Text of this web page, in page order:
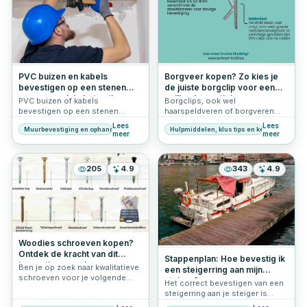
beginnende klusser.
stap voor stap een nette,
haakse en duurzame verbinding
PVC buizen en kabels
bevestigen op een stenen
muur: zo pak je het netjes en
stevig aan
PVC buizen of kabels
bevestigen op een stenen
muur? Lees hoe je leidingen
netjes en stevig monteert met
de juiste bevestigingsoplossing
voor beton en steen.
Muurbevestiging en ophangen
Lees
meer
Borgveer kopen? Zo kies je
de juiste borgclip voor een
veilige bevestiging
Borgclips, ook wel
haarspeldveren of borgveren
genoemd, zijn kleine maar
essentiële
bevestigingsmiddelen die
ervoor zorgen dat
pen/gatverbindingen stevig op
hun plek blijven. Ze worden veel
gebruikt in de bouw, transport,
industrie én door handige doe-
het-zelvers. Een borgclip
voorkomt dat onderdelen
losraken door trillingen of
beweging – zonder dat je extra
gereedschap nodig hebt.
Hulpmiddelen, klus tips en keuzehulp
Lees
meer
205 4.9
Woodies schroeven kopen?
Ontdek de kracht van dit
innovatieve merk
Ben je op zoek naar kwalitatieve
schroeven voor je volgende
uitkomt bij Woodies® Ultimate.
343 4.9
Stappenplan: Hoe bevestig ik
een steigerring aan mijn
steiger?
Het correct bevestigen van een
steigerring aan je steiger is
essentieel voor een veilige